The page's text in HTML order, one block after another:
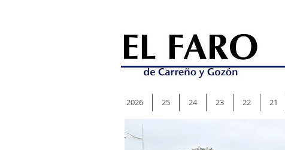
2026 25 24 23 22 21